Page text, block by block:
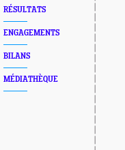
RÉSULTATS
ENGAGEMENTS
BILANS
MÉDIATHÈQUE